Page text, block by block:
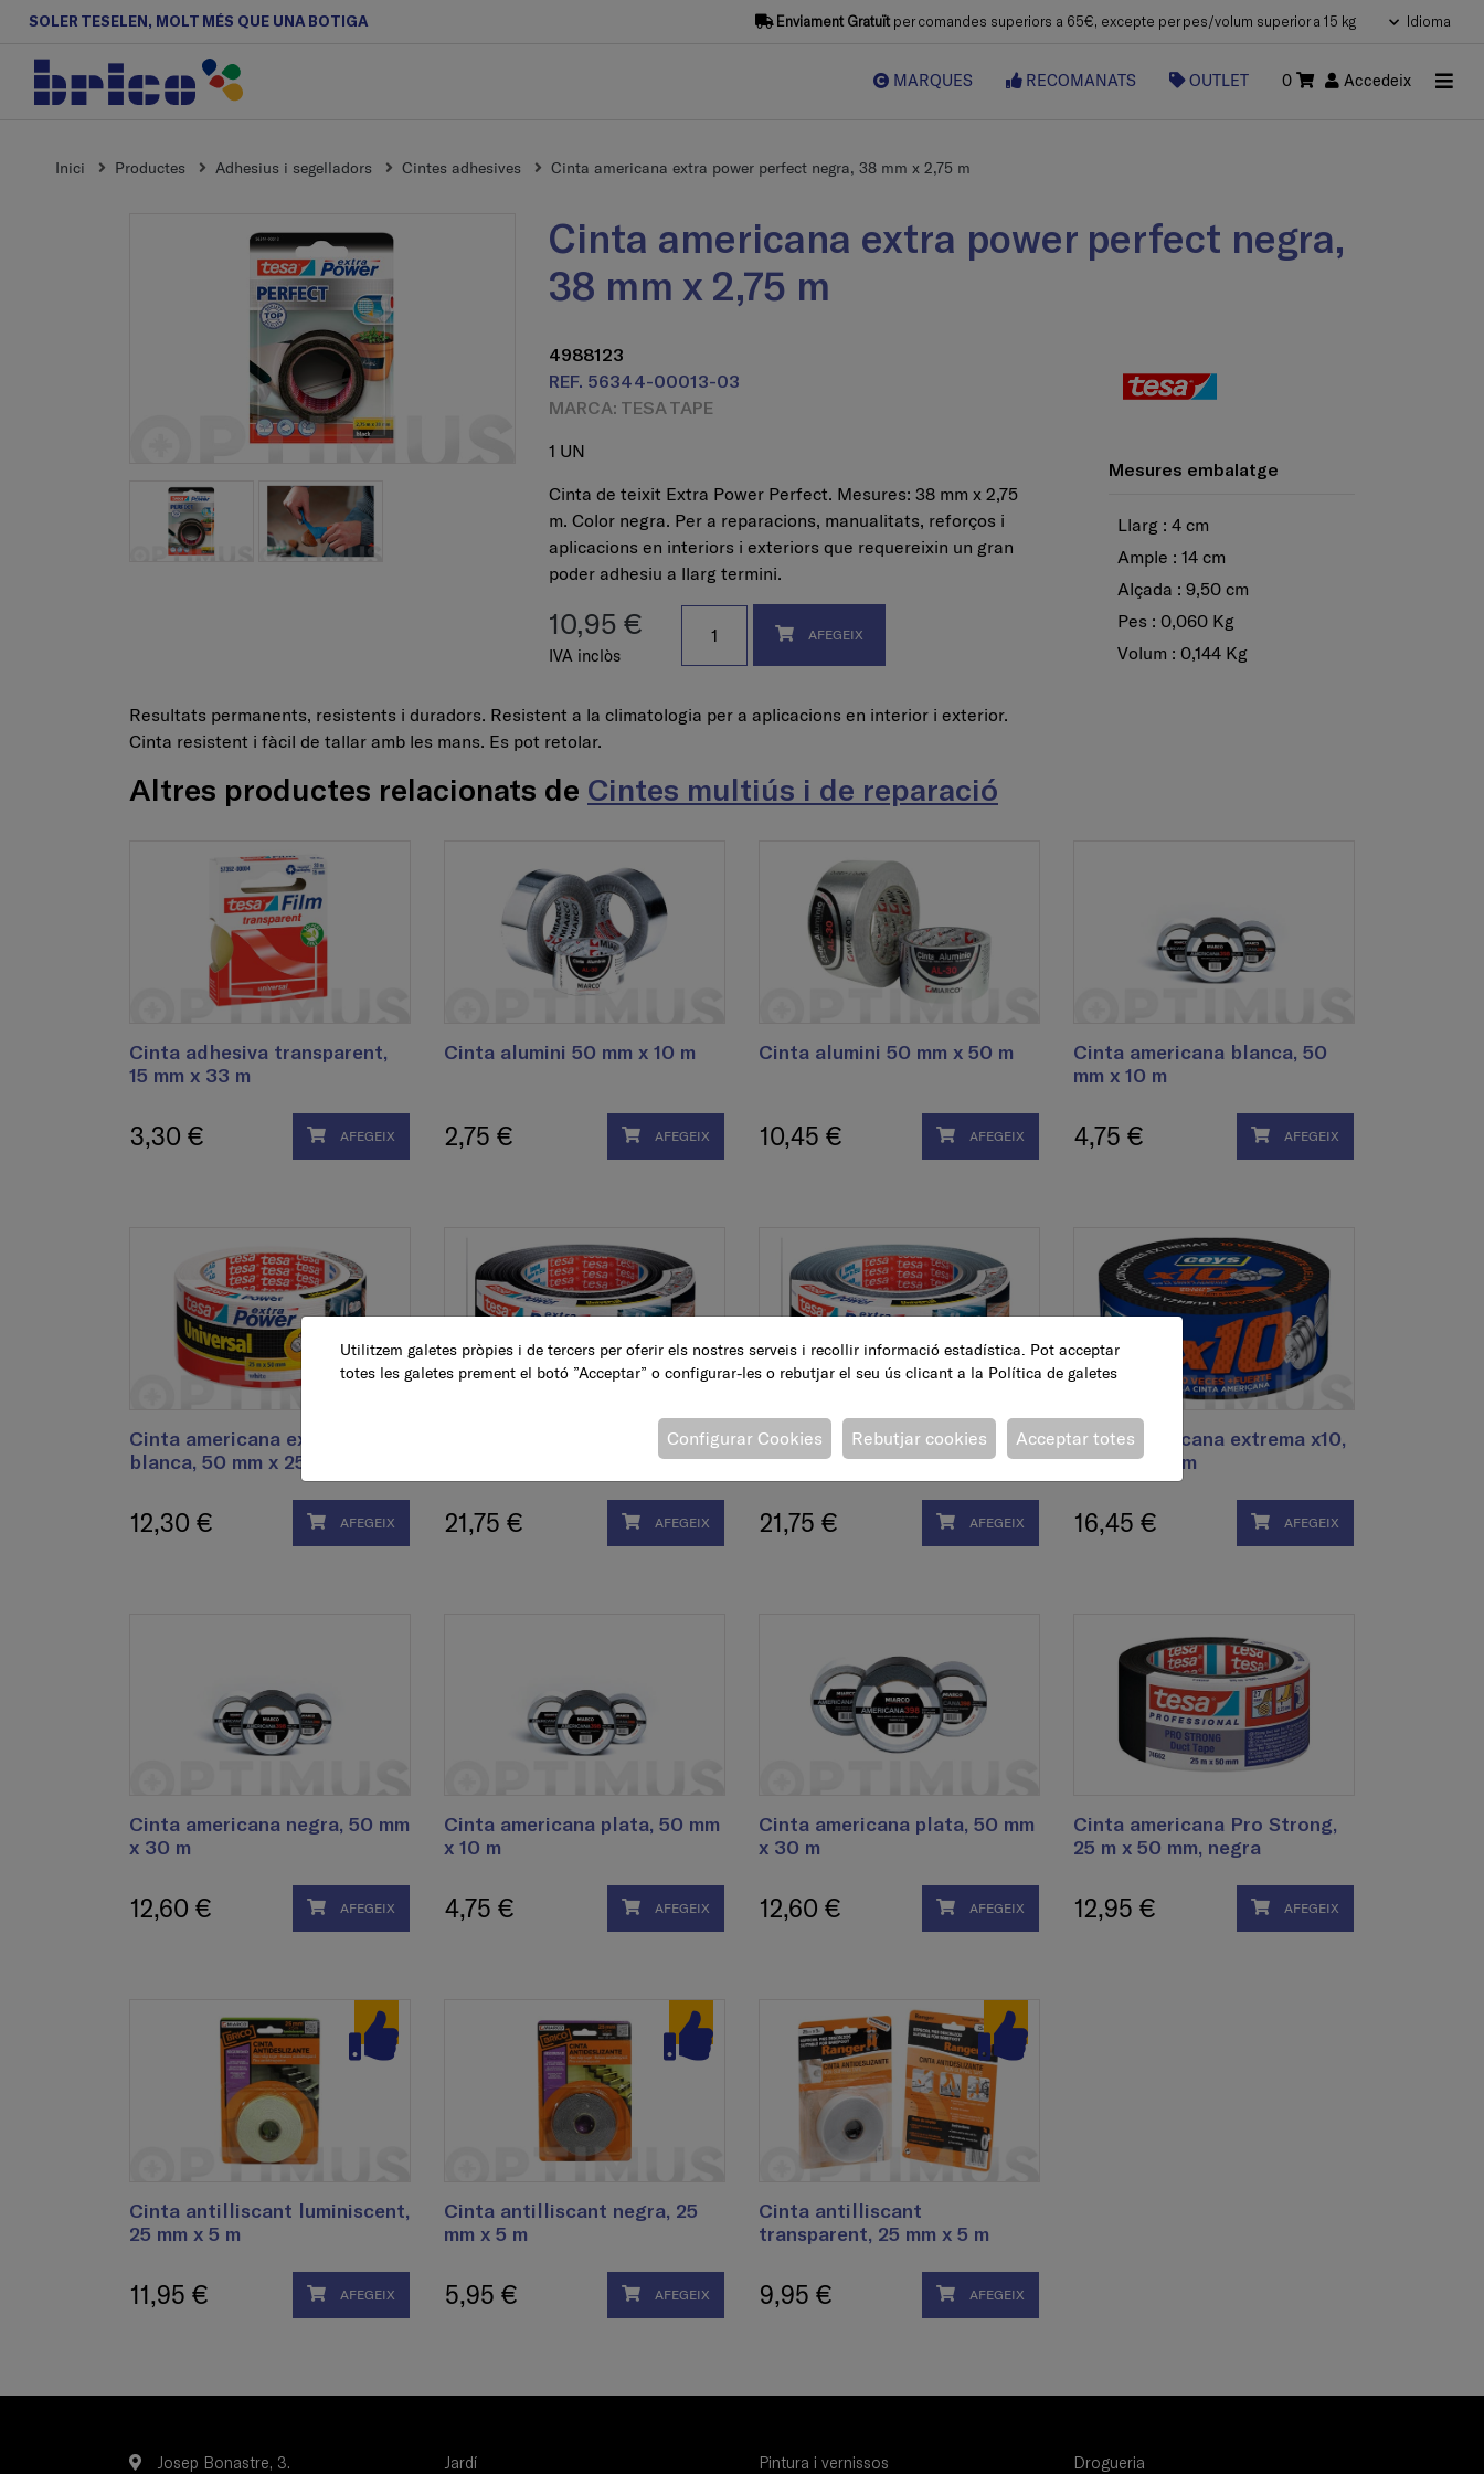
SOLER TESELEN, MOLT MÉS QUE UNA BOTIGA Enviament Gratuïtper comandes superiors a 65€, excepte per pes/volum superior a 15 kg Idioma
MARQUES RECOMANATS OUTLET 0 Accedeix
Inici Productes Adhesius i segelladors Cintes adhesives Cinta americana extra power perfect negra, 38 mm x 2,75 m
Cinta americana extra power perfect negra,
38 mm x 2,75 m
4988123
REF. 56344-00013-03
MARCA: TESA TAPE
1 UN
Cinta de teixit Extra Power Perfect. Mesures: 38 mm x 2,75
m. Color negra. Per a reparacions, manualitats, reforços i
aplicacions en interiors i exteriors que requereixin un gran
poder adhesiu a llarg termini.
10,95 €
IVA inclòs
AFEGEIX
Mesures embalatge
Llarg : 4 cm
Ample : 14 cm
Alçada : 9,50 cm
Pes : 0,060 Kg
Volum : 0,144 Kg
Resultats permanents, resistents i duradors. Resistent a la climatologia per a aplicacions en interior i exterior.
Cinta resistent i fàcil de tallar amb les mans. Es pot retolar.
Altres productes relacionats de Cintes multiús i de reparació
Cinta adhesiva transparent,
15 mm x 33 m
3,30 € AFEGEIX
Cinta alumini 50 mm x 10 m
2,75 € AFEGEIX
Cinta alumini 50 mm x 50 m
10,45 € AFEGEIX
Cinta americana blanca, 50
mm x 10 m
4,75 € AFEGEIX
Cinta americana extra power,
blanca, 50 mm x 25 m
12,30 € AFEGEIX
Cinta americana extra power,
21,75 € AFEGEIX
Cinta americana extra power,
plata, 50 mm x 50 m
21,75 € AFEGEIX
Cinta americana extrema x10,
48 mm x 18 m
16,45 € AFEGEIX
Cinta americana negra, 50 mm
x 30 m
12,60 € AFEGEIX
Cinta americana plata, 50 mm
x 10 m
4,75 € AFEGEIX
Cinta americana plata, 50 mm
x 30 m
12,60 € AFEGEIX
Cinta americana Pro Strong,
25 m x 50 mm, negra
12,95 € AFEGEIX
Cinta antilliscant luminiscent,
25 mm x 5 m
11,95 € AFEGEIX
Cinta antilliscant negra, 25
mm x 5 m
5,95 € AFEGEIX
Cinta antilliscant
transparent, 25 mm x 5 m
9,95 € AFEGEIX
Josep Bonastre, 3. Jardí Pintura i vernissos Drogueria
Utilitzem galetes pròpies i de tercers per oferir els nostres serveis i recollir informació estadística. Pot acceptar
totes les galetes prement el botó ”Acceptar” o configurar-les o rebutjar el seu ús clicant a la Política de galetes
Acceptar totes
Rebutjar cookies
Configurar Cookies